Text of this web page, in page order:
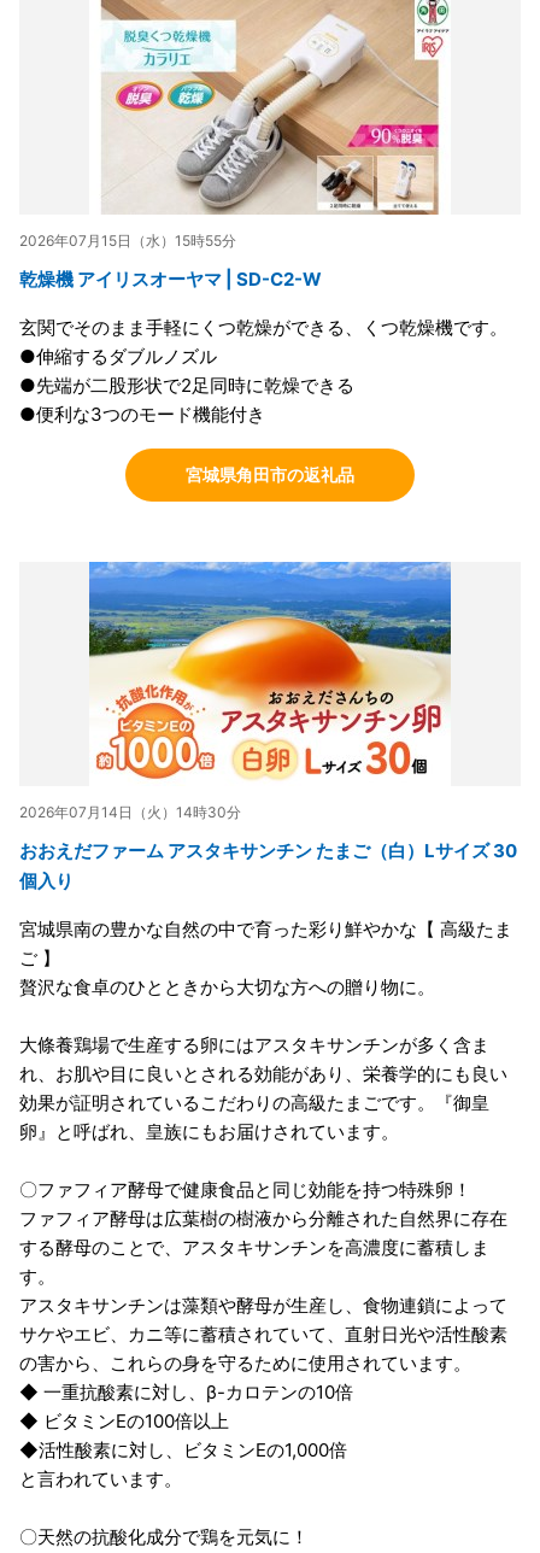
2026年07月15日（水）15時55分
乾燥機 アイリスオーヤマ | SD-C2-W
玄関でそのまま手軽にくつ乾燥ができる、くつ乾燥機です。
●伸縮するダブルノズル
●先端が二股形状で2足同時に乾燥できる
●便利な3つのモード機能付き
宮城県角田市の返礼品
2026年07月14日（火）14時30分
おおえだファーム アスタキサンチン たまご（白）Lサイズ 30
個入り
宮城県南の豊かな自然の中で育った彩り鮮やかな【 高級たま
ご 】
贅沢な食卓のひとときから大切な方への贈り物に。
大條養鶏場で生産する卵にはアスタキサンチンが多く含ま
れ、お肌や目に良いとされる効能があり、栄養学的にも良い
効果が証明されているこだわりの高級たまごです。『御皇
卵』と呼ばれ、皇族にもお届けされています。
〇ファフィア酵母で健康食品と同じ効能を持つ特殊卵！
ファフィア酵母は広葉樹の樹液から分離された自然界に存在
する酵母のことで、アスタキサンチンを高濃度に蓄積しま
す。
アスタキサンチンは藻類や酵母が生産し、食物連鎖によって
サケやエビ、カニ等に蓄積されていて、直射日光や活性酸素
の害から、これらの身を守るために使用されています。
◆ 一重抗酸素に対し、β-カロテンの10倍
◆ ビタミンEの100倍以上
◆活性酸素に対し、ビタミンEの1,000倍
と言われています。
〇天然の抗酸化成分で鶏を元気に！